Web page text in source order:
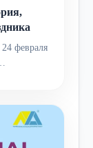
февраля